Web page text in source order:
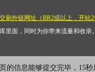
刷外链网址（BR2或以上，开站
里面，同时为你带来流量和收录
的信息能够提交完毕，15秒